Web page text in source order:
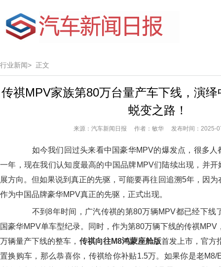
行业新闻> 正文
传祺MPV家族第80万台量产车下线，演
蜕变之路！
来源：汽车新闻日报 作者：敏华 发布时间：2025-
如今我们回过头来看中国豪华MPV的爆发点，很多人
一年，现在我们认知度最高的中国品牌MPV们陆续出现，并
展方向。但如果说到真正的先驱，可能要再往回追溯5年，因
作为中国品牌豪华MPV真正的先驱，正式出现。
不到8年时间，广汽传祺的第80万辆MPV都已经下线
国豪华MPV单车型纪录。同时，作为第80万辆下线的传祺MPV
万辆量产下线的整车， 传祺向往M8鸿蒙座舱版首发上市，官方
置换购车，那么恭喜你，传祺给你补贴1.5万。如果你是老